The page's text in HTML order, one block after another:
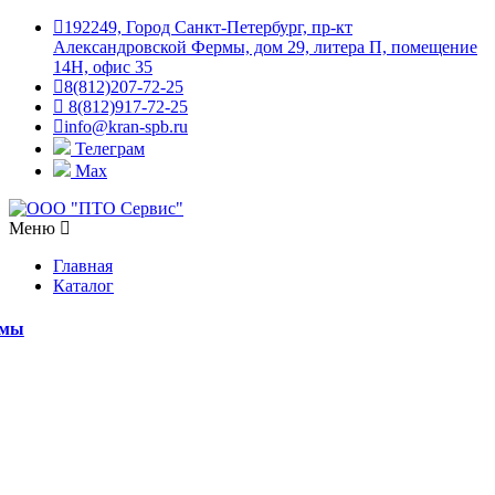
192249, Город Санкт-Петербург, пр-кт
Александровской Фермы, дом 29, литера П, помещение
14Н, офис 35
8(812)207-72-25
8(812)917-72-25
info@kran-spb.ru
Телеграм
Max
Меню
Главная
Каталог